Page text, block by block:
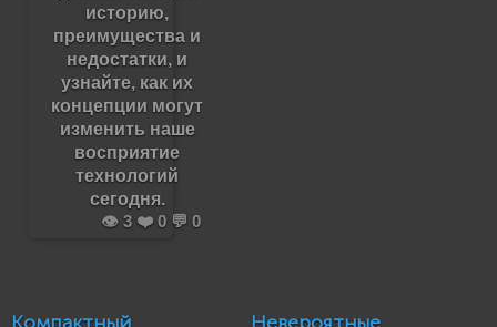
историю,
преимущества и
недостатки, и
узнайте, как их
концепции могут
изменить наше
восприятие
технологий
сегодня.
👁️ 3 ❤️ 0 💬 0